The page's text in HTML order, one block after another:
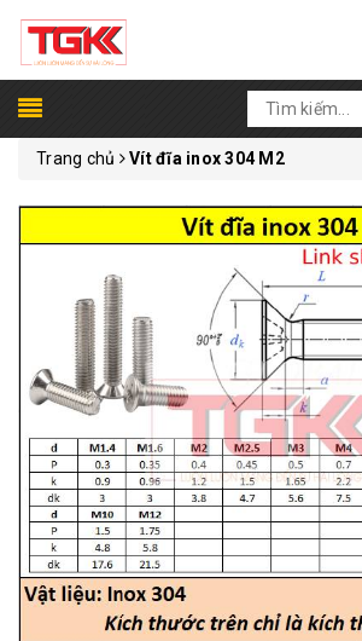
Trang chủ Vít đĩa inox 304 M2